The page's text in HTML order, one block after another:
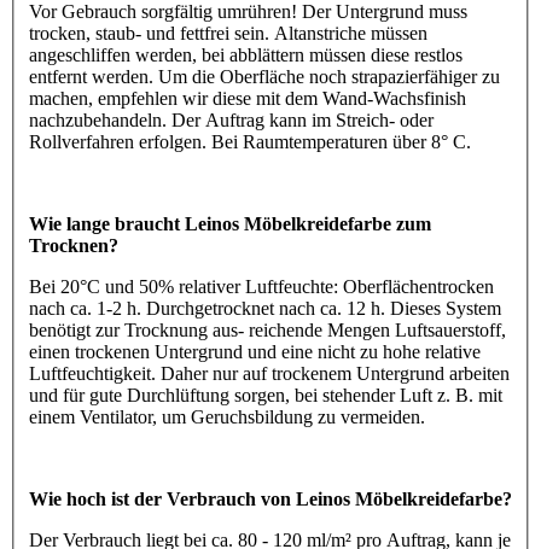
Vor Gebrauch sorgfältig umrühren! Der Untergrund muss
trocken, staub- und fettfrei sein. Altanstriche müssen
angeschliffen werden, bei abblättern müssen diese restlos
entfernt werden. Um die Oberfläche noch strapazierfähiger zu
machen, empfehlen wir diese mit dem Wand-Wachsfinish
nachzubehandeln. Der Auftrag kann im Streich- oder
Rollverfahren erfolgen. Bei Raumtemperaturen über 8° C.
Wie lange braucht Leinos Möbelkreidefarbe zum
Trocknen?
Bei 20°C und 50% relativer Luftfeuchte: Oberflächentrocken
nach ca. 1-2 h. Durchgetrocknet nach ca. 12 h. Dieses System
benötigt zur Trocknung aus- reichende Mengen Luftsauerstoff,
einen trockenen Untergrund und eine nicht zu hohe relative
Luftfeuchtigkeit. Daher nur auf trockenem Untergrund arbeiten
und für gute Durchlüftung sorgen, bei stehender Luft z. B. mit
einem Ventilator, um Geruchsbildung zu vermeiden.
Wie hoch ist der Verbrauch von Leinos Möbelkreidefarbe?
Der Verbrauch liegt bei ca. 80 - 120 ml/m² pro Auftrag, kann je